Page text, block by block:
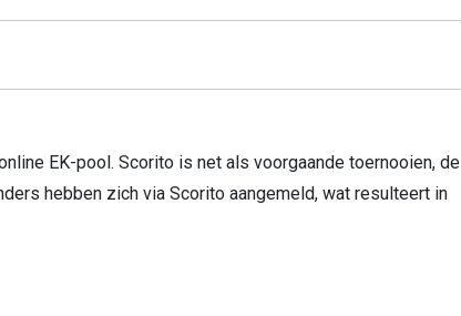
EK-pool. Scorito is net als voorgaande toernooien, de
hebben zich via Scorito aangemeld, wat resulteert in